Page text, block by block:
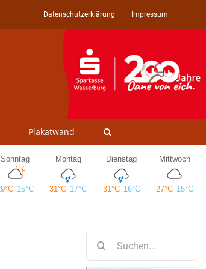
Datenschutzerklärung Impressum
Plakatwand
nach: